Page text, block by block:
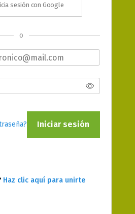
sesión con Google
o
Iniciar sesión
Haz clic aquí para unirte